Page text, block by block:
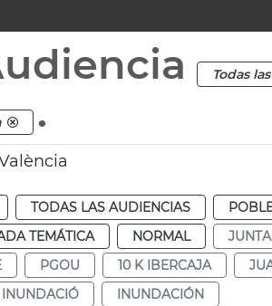
Todas
.
TODAS LAS AUDIENCIAS
TEMÁTICA NORMAL
PGOU 10 K IBERCAJA
INUNDACIÓ
INUNDACIÓN